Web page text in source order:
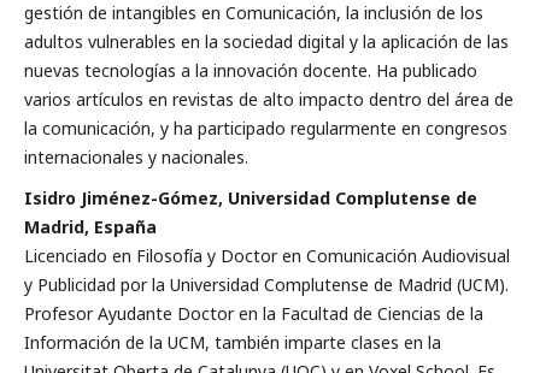
gestión de intangibles en Comunicación, la inclusión de los
adultos vulnerables en la sociedad digital y la aplicación de las
nuevas tecnologías a la innovación docente. Ha publicado
varios artículos en revistas de alto impacto dentro del área de
la comunicación, y ha participado regularmente en congresos
internacionales y nacionales.
Isidro Jiménez-Gómez, Universidad Complutense de
Madrid, España
Licenciado en Filosofía y Doctor en Comunicación Audiovisual
y Publicidad por la Universidad Complutense de Madrid (UCM).
Profesor Ayudante Doctor en la Facultad de Ciencias de la
Información de la UCM, también imparte clases en la